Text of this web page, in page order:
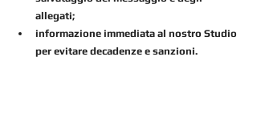
allegati;
informazione immediata al nostro Studio
per evitare decadenze e sanzioni.